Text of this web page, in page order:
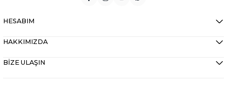
HESABIM
HAKKIMIZDA
BİZE ULAŞIN